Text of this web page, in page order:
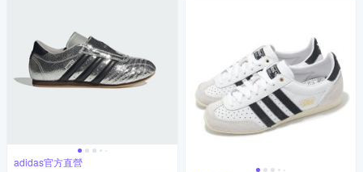
adidas官方直營